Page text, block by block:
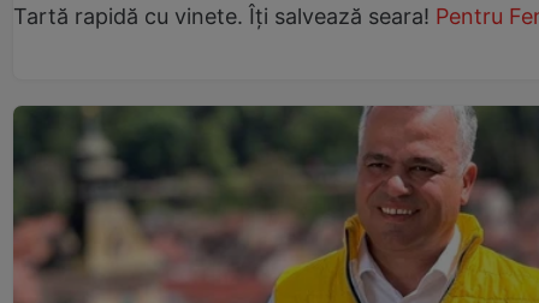
Tartă rapidă cu vinete. Îți salvează seara! Pentru